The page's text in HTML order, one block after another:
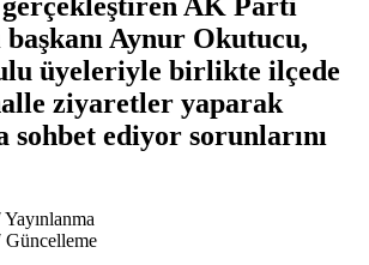
başkanı Aynur Okutucu,
üyeleriyle birlikte ilçede
ziyaretler yaparak
sohbet ediyor sorunlarını
Yayınlanma
Güncelleme